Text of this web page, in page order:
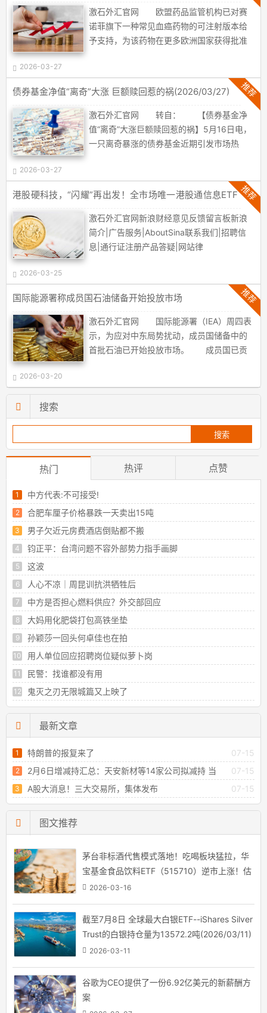
经济动能疲弱，地缘冲突和经贸冲突多发频
发，主要经济体经济表现有所分化，通胀走
势和货币政策调整存在不确定性。我国经济
题和挑战。要继续实施适度宽松的货币政
策，加大逆周期和跨周期调节力度，更好发
智能主线，半导体、信创、游戏、出版等主
题轮番领涨，备受市场关注。 反观新能
源、医药等热门赛道，却“跌跌不休”。人工智
等热门赛道股价仍处于低位，交易冷清。招
商基金朱红裕在一季报中坦言，市场的博弈
程度超出了预期。 近期市场出现明显调
整迹象。基金经理如何看ChatGPT引爆的本
轮行情，持续性有多久？新能源、医药等热
考。 ChatGPT：后市分歧较大 从基
金一季报来看，对于ChatGPT的态度，不同
激石外汇官网 欧盟药品监管机构已对赛
诺菲旗下一种常见血癌药物的可注射版本给
予支持，为该药物在更多欧洲国家获得批准
种治疗选择。赛诺菲表示，该药物如果获
批，将为医疗专业人员提供一种新的给药方
式。 该药物是赛诺菲现有治疗药物的可
注射版本，旨在为某些患者提供更便捷的用
药方案。赛诺菲正在寻求该药物在整个欧盟
SF065......
2026-03-27
债券基金净值“离奇”大涨 巨额赎回惹的祸(2026/03/27)
激石外汇官网 转自： 【债券基金净
值“离奇”大涨巨额赎回惹的祸】5月16日电，
一只离奇暴涨的债券基金近期引发市场热
攀升的净值曲线令人心惊肉跳。值得注意的
是，这并非该基金公司今年首次出现这类情
形，在今年1月，该公司旗下另一只债券基金
也出现了净值单日暴涨55.44%的情况。业内
人士表示，这种情况主要是由于机构投资者
投资机遇......
2026-03-27
推荐
港股硬科技，“闪耀”再出发！全市场唯一港股通信息ETF
华宝（159131）正式更名
激石外汇官网新浪财经意见反馈留言板新浪
简介|广告服务|AboutSina联系我们|招聘信
息|通行证注册产品答疑|网站律
2026-03-25
推荐
国际能源署称成员国石油储备开始投放市场
激石外汇官网 国际能源署（IEA）周四表
示，为应对中东局势扰动，成员国储备中的
首批石油已开始投放市场。 成员国已贡
提供。 IEA表示，日本、加拿大和韩国将
献国， IEA还称，中东战争正造成全球石
油市场历史上最大的供应受阻。新浪合作大
平台期货开户安全快捷有保障......
2026-03-20
推荐
搜索
热门 热评 点赞
中方代表:不可接受!
合肥车厘子价格暴跌一天卖出15吨
男子欠近元房费酒店倒贴都不搬
钧正平：台湾问题不容外部势力指手画脚
这波
人心不凉｜周昆训抗洪牺牲后
中方是否担心燃料供应？外交部回应
大妈用化肥袋打包高铁坐垫
孙颖莎一回头何卓佳也在拍
用人单位回应招聘岗位疑似萝卜岗
民警：找谁都没有用
鬼灭之刃无限城篇又上映了
最新文章
07-15
特朗普的报复来了
07-15
2月6日增减持汇总：天安新材等14家公司拟减持 当
日无A股增持（表）
07-15
A股大消息！三大交易所，集体发布
图文推荐
茅台非标酒代售模式落地！吃喝板块猛拉，华
宝基金食品饮料ETF（515710）逆市上涨！估
值低位布局时机已至？
2026-03-16
截至7月8日 全球最大白银ETF--iShares Silver
Trust的白银持仓量为13572.2吨(2026/03/11)
2026-03-11
谷歌为CEO提供了一份6.92亿美元的新薪酬方
案